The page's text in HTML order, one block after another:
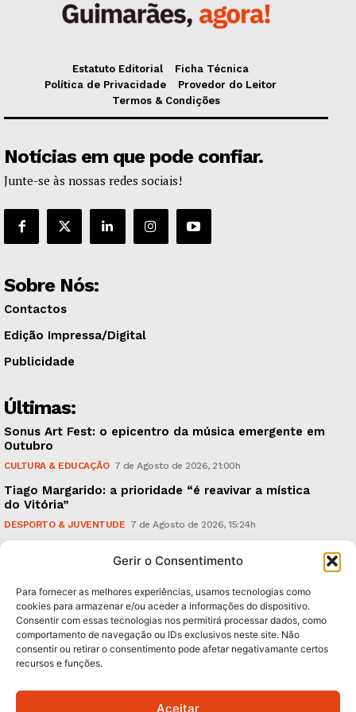
Gerir o Consentimento
Para fornecer as melhores experiências, usamos tecnologias como
cookies para armazenar e/ou aceder a informações do dispositivo.
Consentir com essas tecnologias nos permitirá processar dados, como
comportamento de navegação ou IDs exclusivos neste site. Não
consentir ou retirar o consentimento pode afetar negativamante certos
recursos e funções.
Aceitar
Estatuto Editorial
Ficha Técnica
Política de Privacidade
Provedor do Leitor
Termos & Condições
Notícias em que pode confiar.
Junte-se às nossas redes sociais!
Sobre Nós:
Contactos
Edição Impressa/Digital
Publicidade
Últimas:
Sonus Art Fest: o epicentro da música emergente em
Outubro
CULTURA & EDUCAÇÃO 7 de Agosto de 2026, 21:00h
Tiago Margarido: a prioridade “é reavivar a mística
do Vitória”
DESPORTO & JUVENTUDE 7 de Agosto de 2026, 15:24h
caudais e antecipa situações de risco
Subscreva Newsletter: